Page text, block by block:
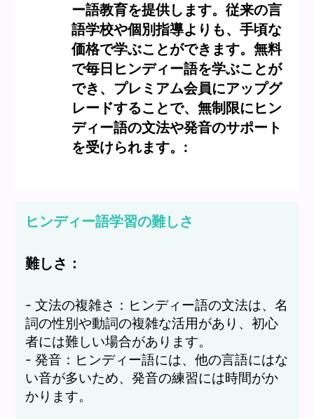
ー語教育を提供します。従来の言
語学校や個別指導よりも、手頃な
価格で学ぶことができます。無料
で毎日ヒンディー語を学ぶことが
でき、プレミアム会員にアップグ
レードすることで、無制限にヒン
ディー語の文法や発音のサポート
を受けられます。:
ヒンディー語学習の難しさ
難しさ：
- 文法の複雑さ：ヒンディー語の文法は、名
詞の性別や動詞の複雑な活用があり、初心
者には難しい場合があります。
- 発音：ヒンディー語には、他の言語にはな
い音が多いため、発音の練習には時間がか
かります。